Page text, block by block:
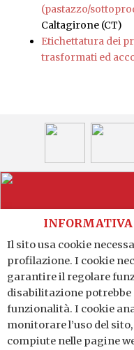
(pastazzo/
Caltagirone (CT)
Etichettatura dei
trasformati ed
Distretto
Via G. A. Costanzo n.
P.IVA: 04784140875
ARCES - Collegio
INFORMATIVA
Il sito usa cookie
profilazione. I cookie
garantire il regolare
disabilitazione
funzionalità. I cookie
monitorare l’uso del
compiute nelle pagine